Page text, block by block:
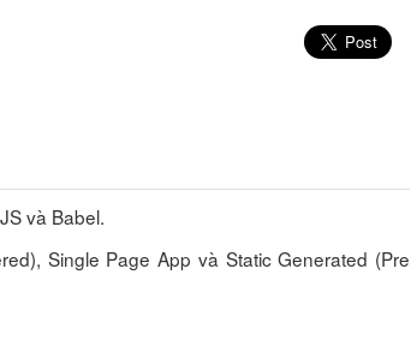
và Babel.
Single Page App và Static Generated (Pre